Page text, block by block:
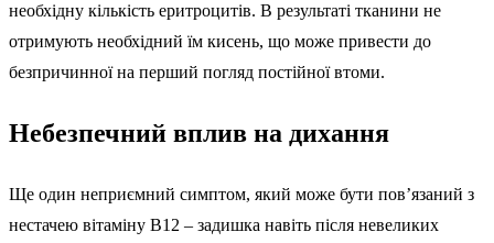
необхідну кількість еритроцитів. В результаті тканини не
отримують необхідний їм кисень, що може привести до
безпричинної на перший погляд постійної втоми.
Небезпечний вплив на дихання
Ще один неприємний симптом, який може бути пов’язаний з
нестачею вітаміну B12 – задишка навіть після невеликих